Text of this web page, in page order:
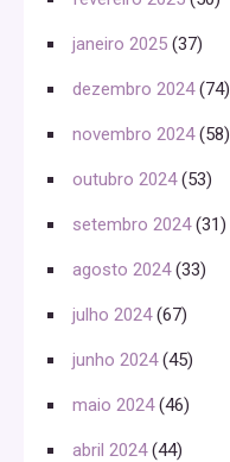
janeiro 2025 (37)
dezembro 2024(74)
novembro 2024(58)
outubro 2024(53)
setembro 2024(31)
agosto 2024(33)
julho 2024(67)
junho 2024(45)
maio 2024(46)
abril 2024(44)